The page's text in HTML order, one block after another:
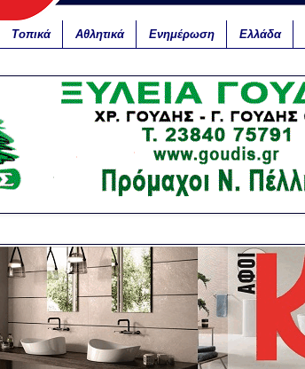
Τοπικά Αθλητικά Ενημέρωση Ελλάδα